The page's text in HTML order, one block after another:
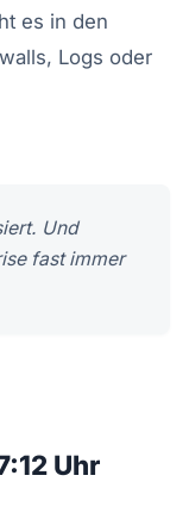
es in den
Logs oder
Und
fast immer
Uhr